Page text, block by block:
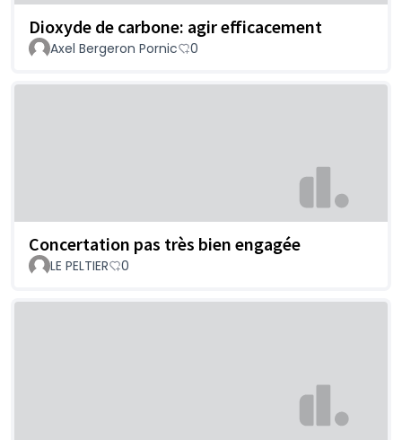
Dioxyde de carbone: agir efficacement
Axel Bergeron Pornic 0
Concertation pas très bien engagée
LE PELTIER 0